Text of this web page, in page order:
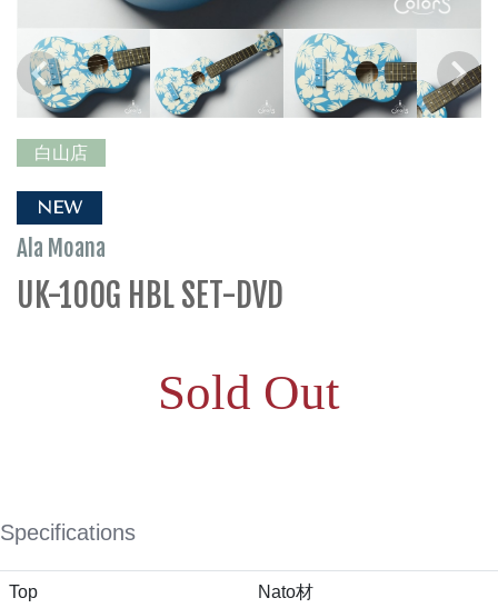
白山店
NEW
Ala Moana
UK-100G HBL SET-DVD
Sold Out
Specifications
Top Nato材